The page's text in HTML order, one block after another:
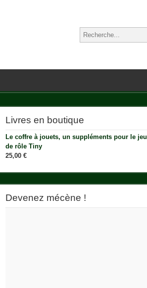
Livres en boutique
Le coffre à jouets, un suppléments pour le jeu
de rôle Tiny
25,00 €
Devenez mécène !